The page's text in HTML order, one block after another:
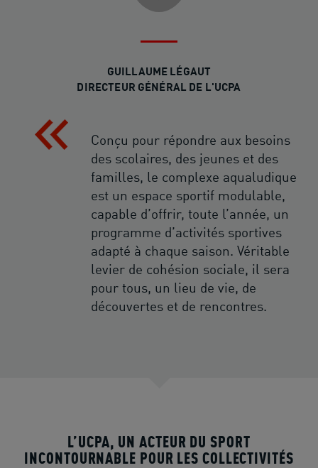
GUILLAUME LÉGAUT
DIRECTEUR GÉNÉRAL DE L'UCPA
Conçu pour répondre aux besoins
des scolaires, des jeunes et des
familles, le complexe aqualudique
est un espace sportif modulable,
capable d’offrir, toute l’année, un
programme d’activités sportives
adapté à chaque saison. Véritable
levier de cohésion sociale, il sera
pour tous, un lieu de vie, de
découvertes et de rencontres.
L’UCPA, UN ACTEUR DU SPORT
INCONTOURNABLE POUR LES COLLECTIVITÉS